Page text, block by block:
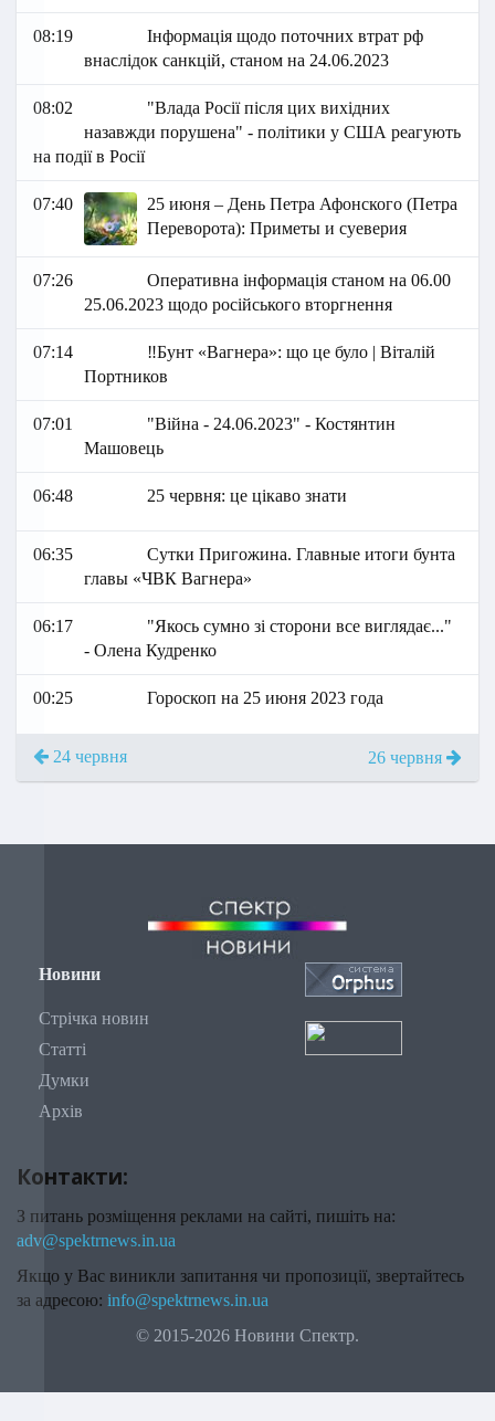
08:19
Інформація щодо поточних втрат рф
внаслідок санкцій, станом на 24.06.2023
08:02
"Влада Росії після цих вихідних
назавжди порушена" - політики у США реагують
на події в Росії
07:40
25 июня – День Петра Афонского (Петра
Переворота): Приметы и суеверия
07:26
Оперативна інформація станом на 06.00
25.06.2023 щодо російського вторгнення
07:14
‼️Бунт «Вагнера»: що це було | Віталій
Портников
07:01
"Війна - 24.06.2023" - Костянтин
Машовець
06:48 25 червня: це цікаво знати
06:35
Сутки Пригожина. Главные итоги бунта
главы «ЧВК Вагнера»
06:17
"Якось сумно зі сторони все виглядає..."
- Олена Кудренко
00:25 Гороскоп на 25 июня 2023 года
24 червня 26 червня
Новини
Стрічка новин
Статті
Думки
Архів
Контакти:
З питань розміщення реклами на сайті, пишіть на:
adv@spektrnews.in.ua
Якщо у Вас виникли запитання чи пропозиції, звертайтесь
за адресою: info@spektrnews.in.ua
© 2015-2026 Новини Спектр.